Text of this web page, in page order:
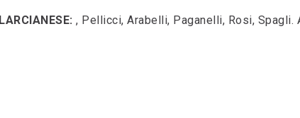
, Pellicci, Arabelli, Paganelli, Rosi, Spagli.